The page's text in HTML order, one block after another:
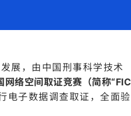
展，由中国刑事科学技术
网络空间取证竞赛（简称“FIC
电子数据调查取证，全面验